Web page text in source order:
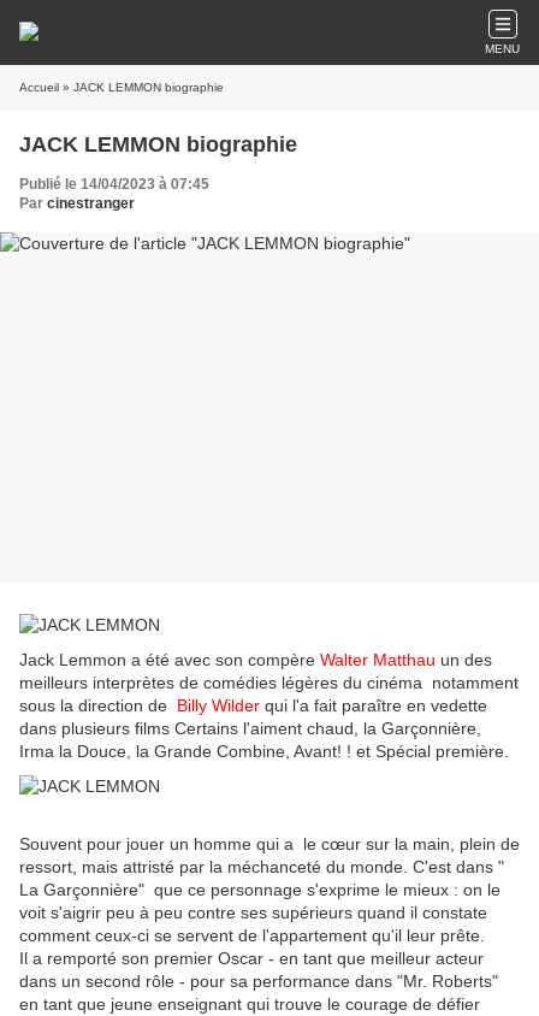
MENU
Accueil » JACK LEMMON biographie
JACK LEMMON biographie
Publié le 14/04/2023 à 07:45
Par cinestranger
Jack Lemmon a été avec son compère Walter Matthau un des
meilleurs interprètes de comédies légères du cinéma notamment
sous la direction de Billy Wilder qui l'a fait paraître en vedette
dans plusieurs films Certains l'aiment chaud, la Garçonnière,
Irma la Douce, la Grande Combine, Avant! ! et Spécial première.
Souvent pour jouer un homme qui a le cœur sur la main, plein de
ressort, mais attristé par la méchanceté du monde. C'est dans "
La Garçonnière" que ce personnage s'exprime le mieux : on le
voit s'aigrir peu à peu contre ses supérieurs quand il constate
comment ceux-ci se servent de l'appartement qu'il leur prête.
Il a remporté son premier Oscar - en tant que meilleur acteur
dans un second rôle - pour sa performance dans "Mr. Roberts"
en tant que jeune enseignant qui trouve le courage de défier